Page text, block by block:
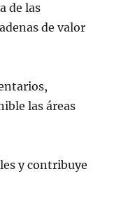
de las
de valor
las áreas
y contribuye